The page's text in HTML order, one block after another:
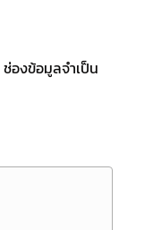
ช่องข้อมูลจำเป็น